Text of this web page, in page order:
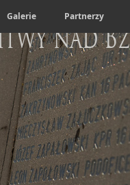
Galerie Partnerzy
nad